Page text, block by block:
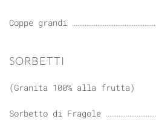
Coppe grandi
SORBETTI
(Granita 100% alla frutta)
Sorbetto di Fragole